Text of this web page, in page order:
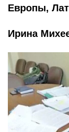
Европы,
Ирина